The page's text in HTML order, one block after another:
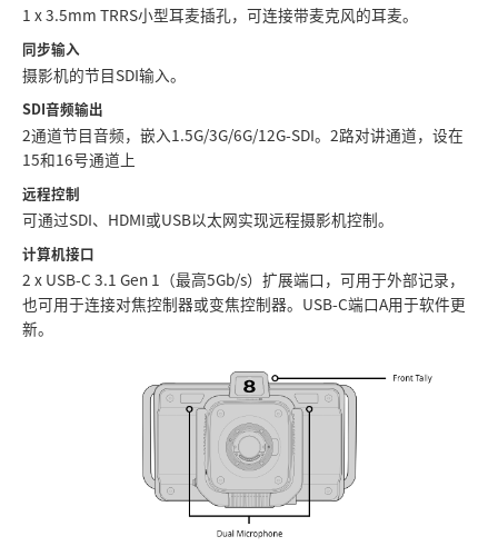
1 x 3.5mm TRRS小型耳麦插孔，可连接带麦克风的耳麦。
同步输入
摄影机的节目SDI输入。
SDI音频输出
2通道节目音频，嵌入1.5G/3G/6G/12G-SDI。2路对讲通道，设在
15和16号通道上
远程控制
可通过SDI、HDMI或USB以太网实现远程摄影机控制。
计算机接口
2 x USB-C 3.1 Gen 1（最高5Gb/s）扩展端口，可用于外部记录，
也可用于连接对焦控制器或变焦控制器。USB-C端口A用于软件更
新。